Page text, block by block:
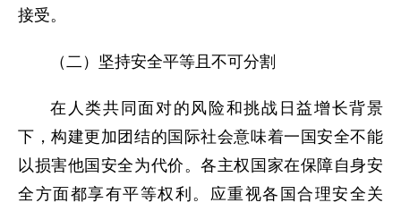
接受。
（二）坚持安全平等且不可分割
在人类共同面对的风险和挑战日益增长背景
下，构建更加团结的国际社会意味着一国安全不能
以损害他国安全为代价。各主权国家在保障自身安
全方面都享有平等权利。应重视各国合理安全关